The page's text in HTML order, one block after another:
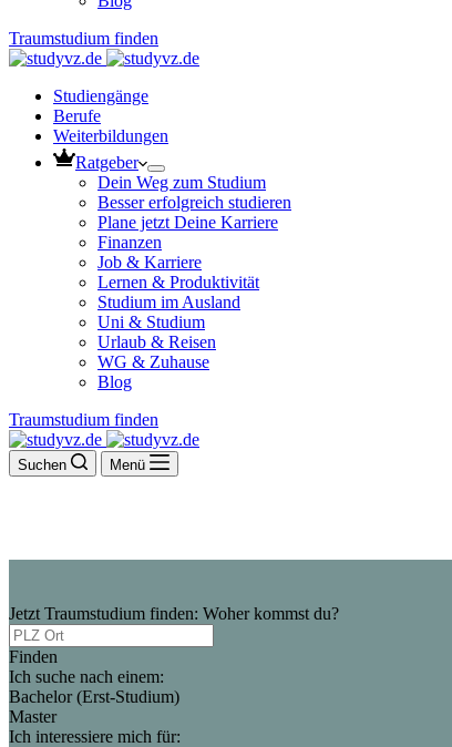
Traumstudium finden
Studiengänge
Berufe
Weiterbildungen
Ratgeber
Dein Weg zum Studium
Besser erfolgreich studieren
Plane jetzt Deine Karriere
Finanzen
Job & Karriere
Lernen & Produktivität
Studium im Ausland
Uni & Studium
Urlaub & Reisen
WG & Zuhause
Blog
Traumstudium finden
Suchen Menü
Jetzt Traumstudium finden: Woher kommst du?
Finden
Ich suche nach einem:
Bachelor (Erst-Studium)
Master
Ich interessiere mich für: